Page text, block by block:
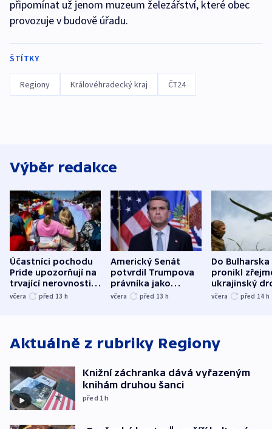
připomínat už jenom muzeum železářství, které obec
provozuje v budově úřadu.
ŠTÍTKY
Regiony Královéhradecký kraj ČT24
Výběr redakce
Účastníci pochodu
Pride upozorňují na
trvající nerovnosti i
společenskou
včera před 13 h
Americký Senát
potvrdil Trumpova
právníka jako
ministra
včera před 13 h
Do Bulharska
pronikl
ukrajinský
explodoval
včera před 14 h
Aktuálně z rubriky Regiony
Knižní záchranka dává vyřazeným
knihám druhou šanci
před 1h